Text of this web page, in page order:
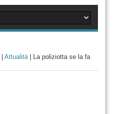
Attualità|
La poliziotta se la fa